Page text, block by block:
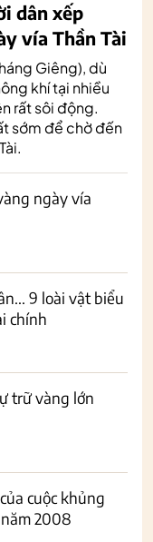
dân xếp
vía Thần Tài
Giêng), dù
khí tại nhiều
rất sôi động.
sớm để chờ đến
ngày vía
9 loài vật biểu
chính
trữ vàng lớn
cuộc khủng
2008